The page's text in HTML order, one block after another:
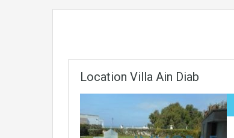
Location Villa Ain Diab